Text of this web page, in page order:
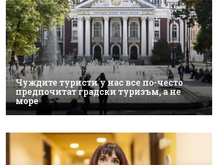
Чуждите туристи у нас все по-често
предпочитат градски туризъм, а не
море